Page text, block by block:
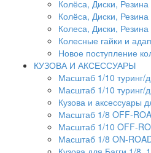
Колёса, Диски,
Колёса, Диски,
Колеса, Диски,
Колесные гайки и
Новое поступление
КУЗОВА И АКСЕССУАРЫ
Масштаб 1/10
Масштаб 1/10
Кузова и аксессуары
Масштаб 1/8 OFF-
Масштаб 1/10 OFF-
Масштаб 1/8 ON-